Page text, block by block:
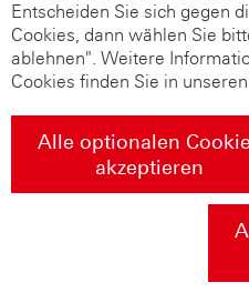
Entscheiden Sie sich gegen
Cookies, dann wählen Sie
ablehnen". Weitere
Cookies finden Sie in unseren
Alle optionalen
akzeptieren